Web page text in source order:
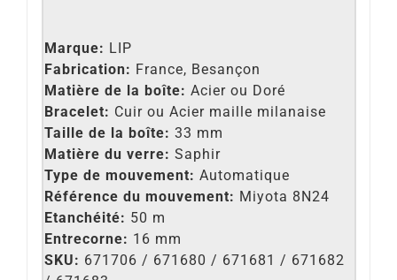
Marque: LIP
Fabrication: France, Besançon
Matière de la boîte: Acier ou Doré
Bracelet: Cuir ou Acier maille milanaise
Taille de la boîte: 33 mm
Matière du verre: Saphir
Type de mouvement: Automatique
Référence du mouvement: Miyota 8N24
Etanchéité: 50 m
Entrecorne: 16 mm
SKU: 671706 / 671680 / 671681 / 671682